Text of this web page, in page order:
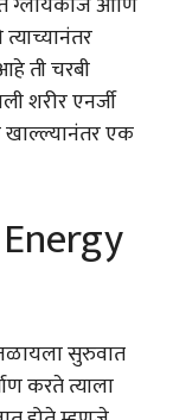
ती चरबी
शरीर एनर्जी
खाल्ल्यानंतर एक
सुरुवात
करते त्याला